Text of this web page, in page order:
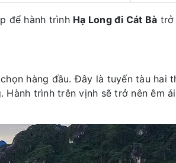
để hành trình Hạ Long đi Cát Bà trở
hàng đầu. Đây là tuyến tàu hai
trình trên vịnh sẽ trở nên êm